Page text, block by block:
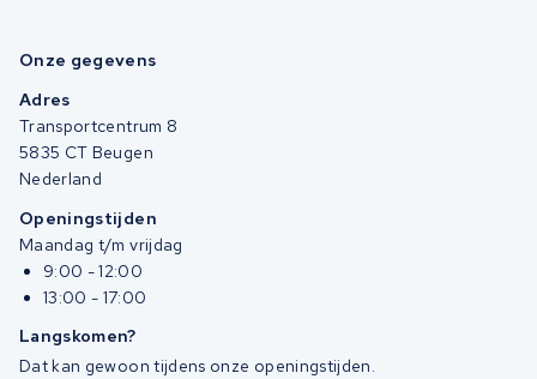
Onze gegevens
Adres
Transportcentrum 8
5835 CT Beugen
Nederland
Openingstijden
Maandag t/m vrijdag
9:00 - 12:00
13:00 - 17:00
Langskomen?
Dat kan gewoon tijdens onze openingstijden.